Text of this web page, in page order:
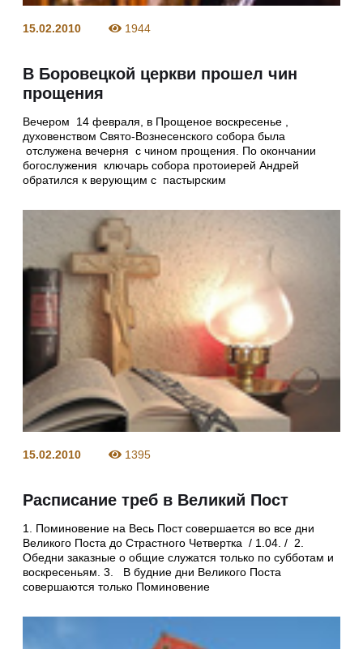
15.02.2010 1944
В Боровецкой церкви прошел чин
прощения
Вечером 14 февраля, в Прощеное воскресенье ,
духовенством Свято-Вознесенского собора была
отслужена вечерня с чином прощения. По окончании
богослужения ключарь собора протоиерей Андрей
обратился к верующим с пастырским
15.02.2010 1395
Расписание треб в Великий Пост
1. Поминовение на Весь Пост совершается во все дни
Великого Поста до Страстного Четвертка / 1.04. / 2.
Обедни заказные о общие служатся только по субботам и
воскресеньям. 3. В будние дни Великого Поста
совершаются только Поминовение